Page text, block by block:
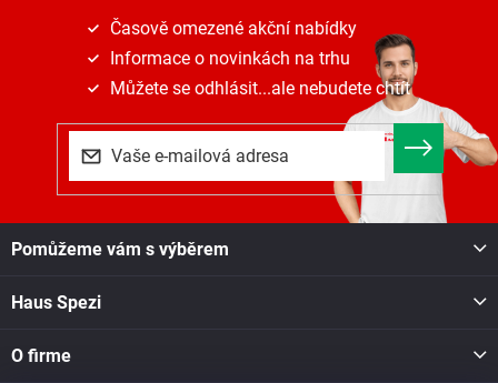
k
y
v
ý
i
s
Časově omezené akční nabídky
Informace o novinkách na trhu
Můžete se odhlásit...ale nebudete chtít
Pomůžeme vám s výběrem
Haus Spezi
O firme